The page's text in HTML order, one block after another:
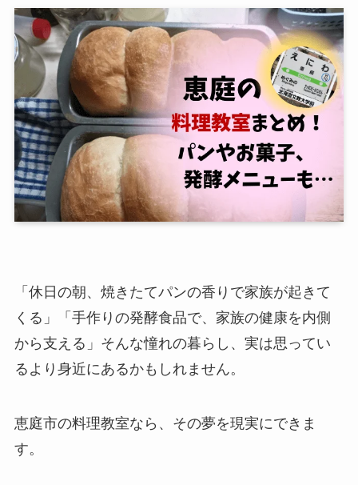
「休日の朝、焼きたてパンの香りで家族が起きて
くる」「手作りの発酵食品で、家族の健康を内側
から支える」そんな憧れの暮らし、実は思ってい
るより身近にあるかもしれません。
恵庭市の料理教室なら、その夢を現実にできま
す。